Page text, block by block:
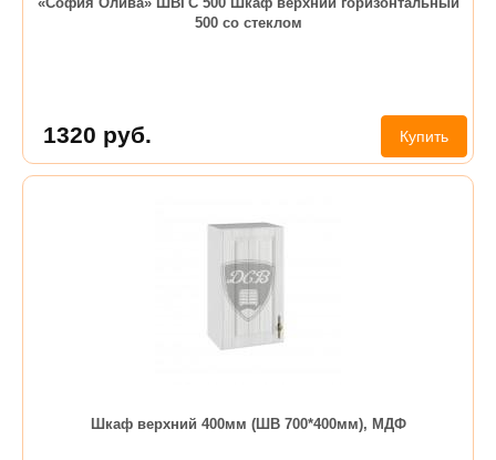
500 со стеклом
1320 руб. Купить
Шкаф верхний 400мм (ШВ 700*400мм), МДФ